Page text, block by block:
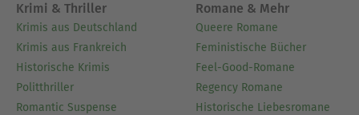
Krimi & Thriller
Krimis aus Deutschland
Krimis aus Frankreich
Historische Krimis
Politthriller
Romantic Suspense
Romane & Mehr
Queere Romane
Feministische Bücher
Feel-Good-Romane
Regency Romane
Historische Liebesromane